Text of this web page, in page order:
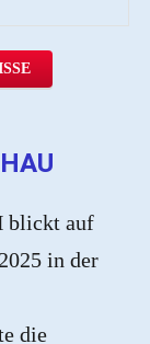
blickt auf
in der
die